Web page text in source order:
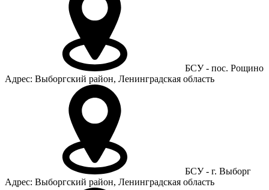
БСУ - пос. Рощино
Адрес: Выборгский район, Ленинградская область
БСУ - г. Выборг
Адрес: Выборгский район, Ленинградская область